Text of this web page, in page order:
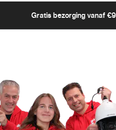
Gratis bezorging vanaf